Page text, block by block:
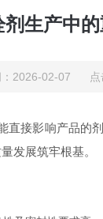
生产中
：2026-02-07 点
接影响产品的
发展筑牢根基。